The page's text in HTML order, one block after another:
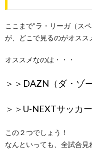
ここまで”ラ・リーガ（ス
が、どこで見るのがオスス
オススメなのは・・・
＞＞ DAZN（ダ・ゾー
＞＞ U-NEXTサッカ
この２つでしょう！
なんといっても、全試合見